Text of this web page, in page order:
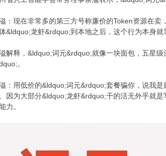
：现在非常多的第三方号称廉价的Token资源在
&ldquo;龙虾&rdquo;到本地之后，这个行为本身就
解释，&ldquo;词元&rdquo;就像一块面包，五星
。
：用低价的&ldquo;词元&rdquo;套餐骗你，说我
因为大部分&ldquo;龙虾&rdquo;干的活无外乎就
力。